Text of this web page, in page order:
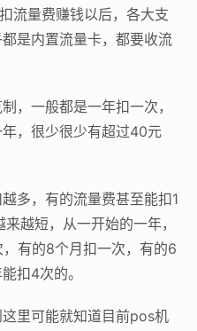
流量费赚钱以后，各大支
是内置流量卡，都要收流
，一般都是一年扣一次，
，很少很少有超过40元
多，有的流量费甚至能扣1
越短，从一开始的一年，
有的8个月扣一次，有的6
扣4次的。
里可能就知道目前pos机